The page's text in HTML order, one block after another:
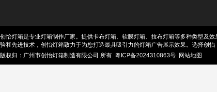
创怡灯箱是专业灯箱制作厂家。提供卡布灯箱、软膜灯箱、拉布灯箱等多种类型及
验和先进技术，创怡灯箱致力于为您打造最具吸引力的灯箱广告展示效果。选择创怡
版权归：广州市创怡灯箱制造有限公司 所有 粤ICP备2024310863号 网站地图